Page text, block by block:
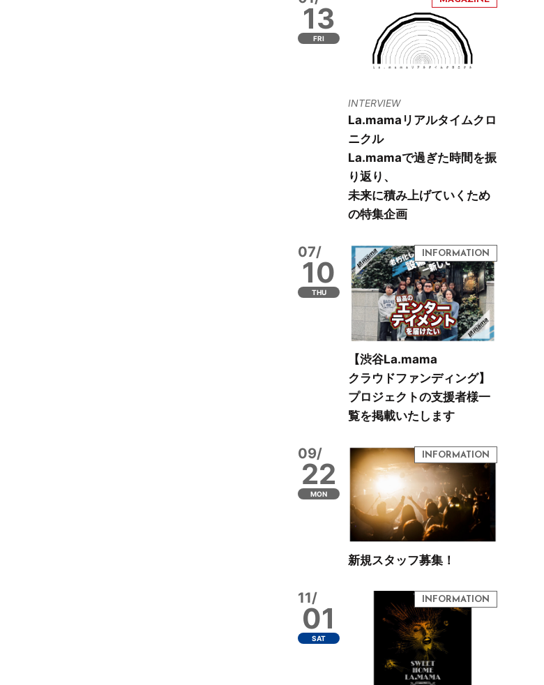
13
FRI
INTERVIEW
La.mamaリアルタイムクロ
ニクル
La.mamaで過ぎた時間を振
り返り、
未来に積み上げていくため
の特集企画
07/
10
THU
【渋谷La.mama
クラウドファンディング】
プロジェクトの支援者様一
覧を掲載いたします
09/
22
MON
新規スタッフ募集！
11/
01
SAT